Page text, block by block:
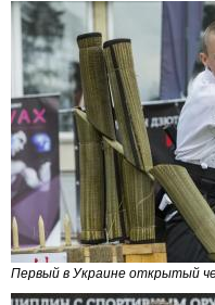
Первый в Украине открытый